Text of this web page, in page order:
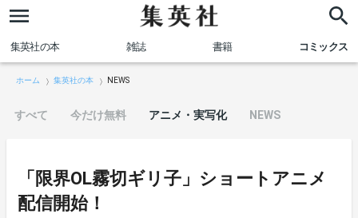
集英社の本 雑誌 書籍 コミックス
ホーム 集英社の本 NEWS
すべて 今だけ無料 アニメ・実写化 NEWS
「限界OL霧切ギリ子」ショートアニメ
配信開始！